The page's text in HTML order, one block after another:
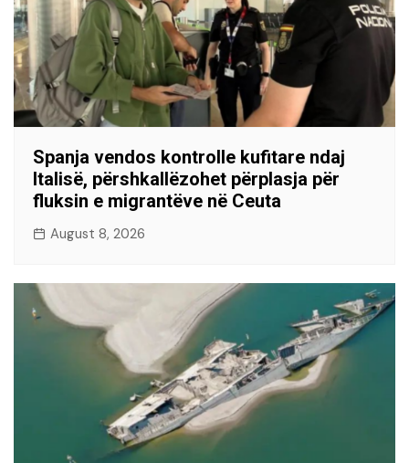
Spanja vendos kontrolle kufitare ndaj
Italisë, përshkallëzohet përplasja për
fluksin e migrantëve në Ceuta
August 8, 2026